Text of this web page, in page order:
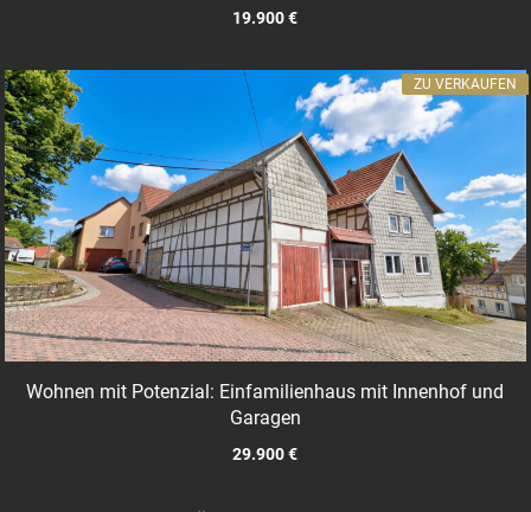
19.900 €
Wohnen mit Potenzial: Einfamilienhaus mit Innenhof und
Garagen
29.900 €
ZU VERKAUFEN